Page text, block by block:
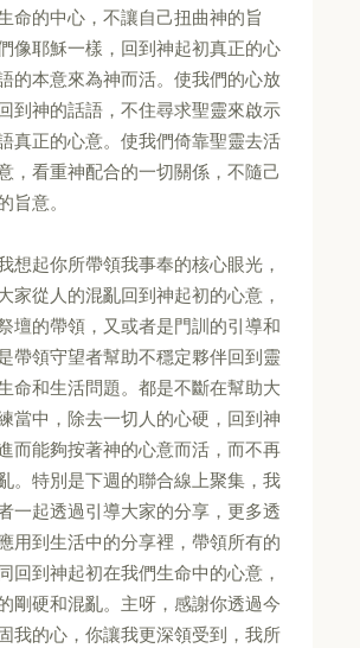
命的中心，不讓自己扭曲神的旨
像耶穌一樣，回到神起初真正的心
的本意來為神而活。使我們的心放
到神的話語，不住尋求聖靈來啟示
真正的心意。使我們倚靠聖靈去活
，看重神配合的一切關係，不隨己
旨意。
想起你所帶領我事奉的核心眼光，
家從人的混亂回到神起初的心意，
壇的帶領，又或者是門訓的引導和
帶領守望者幫助不穩定夥伴回到靈
命和生活問題。都是不斷在幫助大
當中，除去一切人的心硬，回到神
而能夠按著神的心意而活，而不再
。特別是下週的聯合線上聚集，我
一起透過引導大家的分享，更多透
用到生活中的分享裡，帶領所有的
回到神起初在我們生命中的心意，
剛硬和混亂。主呀，感謝你透過今
我的心，你讓我更深領受到，我所